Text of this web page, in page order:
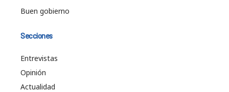
Buen gobierno
Secciones
Entrevistas
Opinión
Actualidad